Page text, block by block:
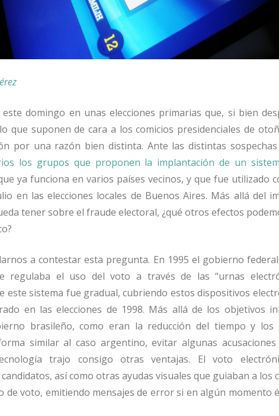
domingo en unas elecciones primarias que, si bien
que suponen de cara a los comicios presidenciales de
por una razón bien distinta. Ante las distintas
los grupos que proponen la implantación de un
ya funciona en varios países vecinos, y que fue utilizado
en las elecciones locales de Buenos Aires. Más allá del
tener sobre el fraude electoral, ¿qué otros efectos
a contestar esta pregunta. En 1995 el gobierno
regulaba el uso del voto a través de las “urnas
este sistema fue gradual, cubriendo estos dispositivos
en las elecciones de 1998. Más allá de los objetivos
brasileño, como eran la reducción del tiempo y los
similar al caso argentino, evitar algunas
trajo consigo otras ventajas. El voto
así como otras ayudas visuales que guiaban a los
de voto, emitiendo mensajes de error si en algún momento